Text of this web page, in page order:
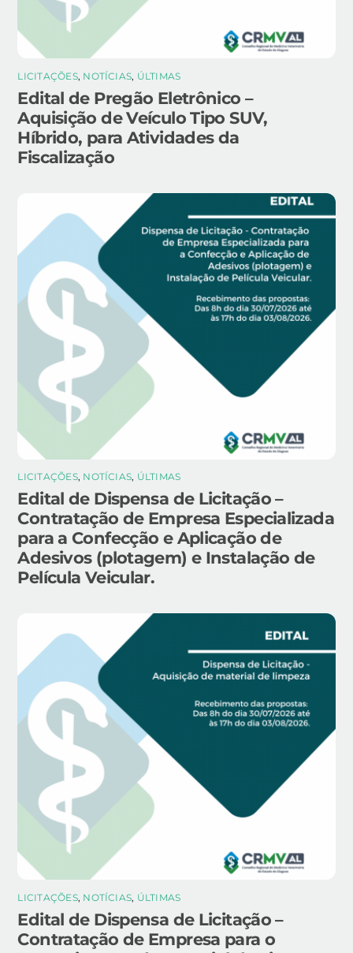
LICITAÇÕES, NOTÍCIAS, ÚLTIMAS
Edital de Pregão Eletrônico –
Aquisição de Veículo Tipo SUV,
Híbrido, para Atividades da
Fiscalização
LICITAÇÕES, NOTÍCIAS, ÚLTIMAS
Edital de Dispensa de Licitação –
Contratação de Empresa Especializada
para a Confecção e Aplicação de
Adesivos (plotagem) e Instalação de
Película Veicular.
LICITAÇÕES, NOTÍCIAS, ÚLTIMAS
Edital de Dispensa de Licitação –
Contratação de Empresa para o